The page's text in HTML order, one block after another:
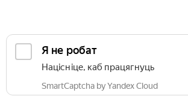
Я не робат
Націсніце, каб працягнуць
SmartCaptcha by Yandex Cloud